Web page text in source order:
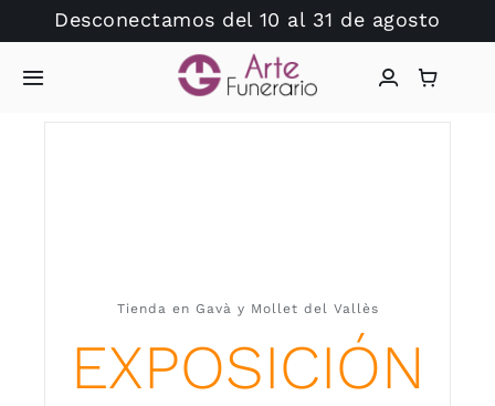
Saltar
contenido
Desconectamos del 10 al 31 de agosto
Toggle
Dudas?
Tienda en Gavà y Mollet del Vallès
EXPOSICIÓN